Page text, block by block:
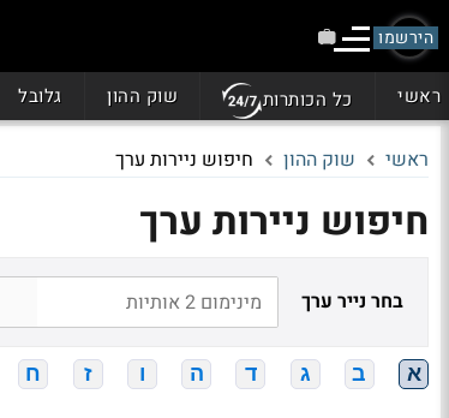
הירשמו
ראשי כל הכותרות שוק ההון גלובל
ראשי שוק ההון חיפוש ניירות ערך
חיפוש ניירות ערך
בחר נייר ערך
א ב ג ד ה ו ז ח